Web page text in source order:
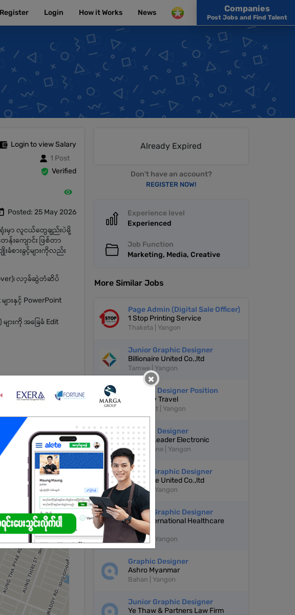
Register Login How it Works News Companies
Post Jobs and Find Talent
Login to view Salary
1 Post
Verified
Posted: 25 May 2026
းမှာ လူငယ်တွေချည်းပဲမို့
ကျောင်း ဖြစ်တာ
းခံစားခွင့်များကိုလည်း
၊ လာ့ခ်ဆွဲတံဆိပ်
ားနှင့် PowerPoint
ားကို အခြေခံ Edit
စသည်တို့ကို ကျွမ်းကျင်
မည်။
ဖန်တီးနိုင်သူဖြစ်ရမည်။
Posters, Banners
Already Expired
Don't have an account?
REGISTER NOW!
Experience level
Experienced
Job Function
Marketing, Media, Creative
More Similar Jobs
Page Admin (Digital Sale Officer)
1 Stop Printing Service
Thaketa | Yangon
Junior Graphic Designer
Billionaire United Co.,ltd
Tamwe | Yangon
Graphic Designer Position
New Sky Travel
Kamaryut | Yangon
Graphic Designer
Capital Leader Electronic
Mayangone | Yangon
Senior Graphic Designer
Billionaire United Co.,ltd
Tamwe | Yangon
Junior Graphic Designer
ArYu International Healthcare
Co.,Ltd
Tamwe | Yangon
Graphic Designer
Ashro Myanmar
Bahan | Yangon
Junior Graphic Designer
Ye Thaw & Partners Law Firm
×